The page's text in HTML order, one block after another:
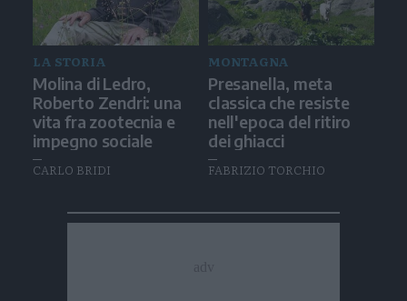
LA STORIA
Molina di Ledro,
Roberto Zendri: una
vita fra zootecnia e
impegno sociale
CARLO BRIDI
MONTAGNA
Presanella, meta
classica che resiste
nell'epoca del ritiro
dei ghiacci
FABRIZIO TORCHIO